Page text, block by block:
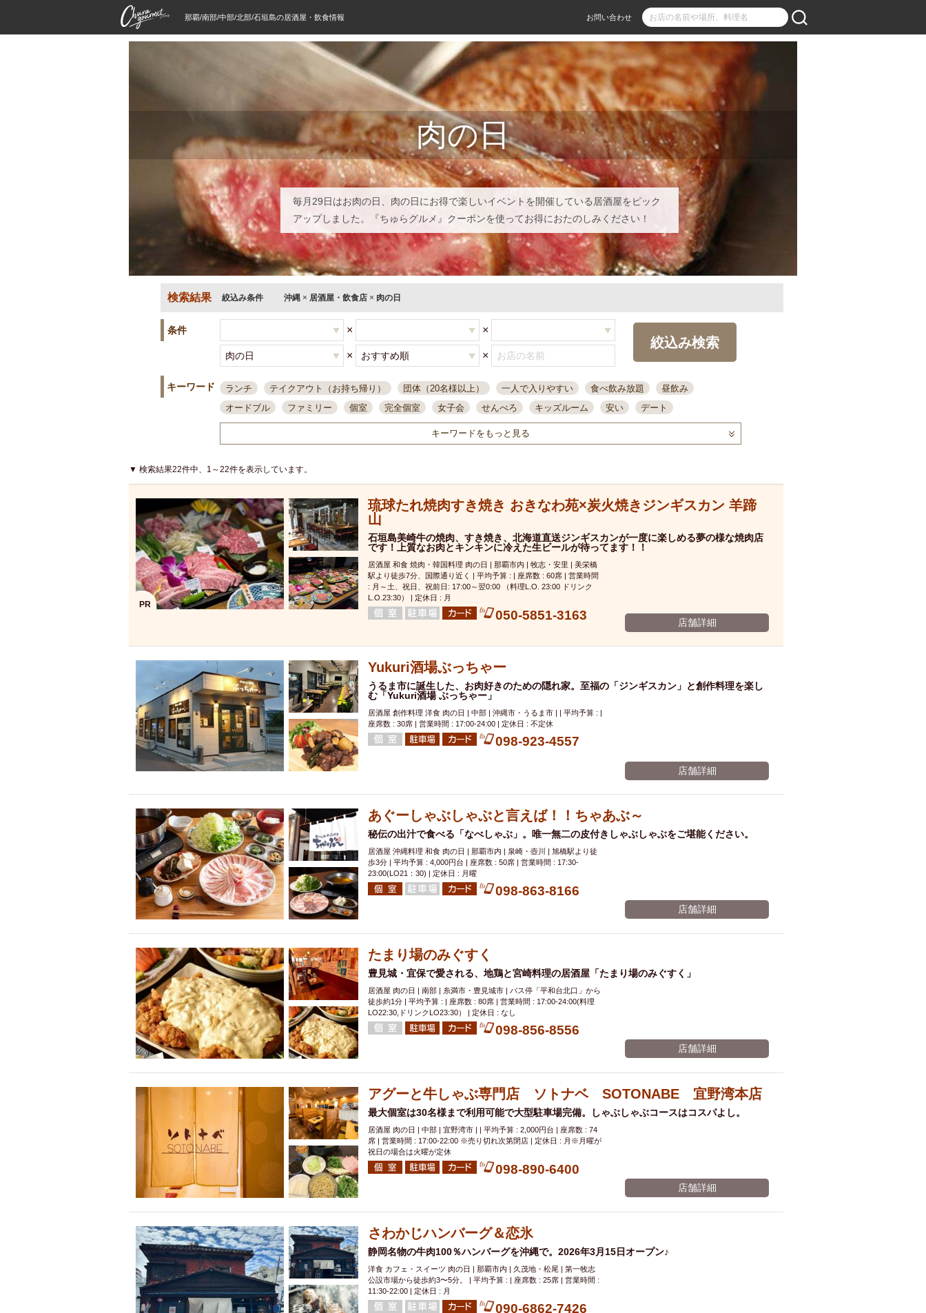
那覇/南部/中部/北部/石垣島の居酒屋・飲食情報 お問い合わせ
肉の日
毎月29日はお肉の日、肉の日にお得で楽しいイベントを開催している居酒屋をピック
アップしました。『ちゅらグルメ』クーポンを使ってお得におたのしみください！
検索結果 絞込み条件 沖縄 × 居酒屋・飲食店 × 肉の日
条件 × ×
× ×
絞込み検索
キーワード ランチ テイクアウト（お持ち帰り） 団体（20名様以上） 一人で入りやすい 食べ飲み放題
昼飲み
オードブル
ファミリー 個室 完全個室 女子会 せんべろ キッズルーム 安い
デート
一人飲み 誕生日 大人数
接待・会食
ちょい飲み コスパ最高 肉料理 模合 インスタ映え 座敷席 記念日 泡盛
喫煙可
結婚式二次会
朝まで営業
夜10時以降入店可
県産魚 焼鳥 忘年会コース レモンサワー 観光客に人気 大部屋30名
カウンター
貸切可
大部屋20名 落ち着いた空間 4000円台コース 合コン オリオンドラフト カクテル
送別会
カード可
厳選日本酒 鮮魚 大衆酒場
3000円台コース
ピザ 焼酎 カラオケ デリバリー 寿司 クリスマス 和食
クーポン
アサヒスーパードライ
県庁前駅周辺 大部屋40名 旭橋駅周辺 沖縄料理 スイーツ
大部屋50名以上～
オリオン 海ぶどう パスタ 民謡・生演奏 気軽に一杯
ハッピーアワー
アグー豚 プレミアムモルツ 貝づくし
肉の日 おもろまち駅周辺 オープンテラス マトン・ラム肉
アレルギー対応可能
牧志駅周辺 ペット同伴
ダイエット中におススメ
沖縄そば 串揚げ 5000円以上コース
ソファー
激辛料理 石垣牛 アヒージョ アサヒ 割烹
ファーストフード
スペシャルディナー ホルモン(もつ) 炭火焼 ペイディ（給料日）
スクリーン
スペインバル・イタリアンバール 食べ放題 動物カフェ＆バー
カニ
カフェ ジビエ 安里駅周辺
餃子
キリン 分煙 少人数貸切(15名以下から)
ふぐ料理
ホッピー
焼肉 電気ブラン エビスビール ウェディング 58KACHA-SEA
バイキング（ビュッフェ）
マイク
サッポロ 昼宴会 イベリコ豚 山盛、メガ盛り つけ麺 日本そば 冬限定メニュー
市立病院前駅周辺
中華 お好み焼き・もんじゃ オーガニック プレミアムフライデー
牛串焼き
綺麗orお洒落なトイレ
ランチバイキング フルーツハイボール 飲み比べセット
クラフトビール
鉄板焼き 幹事様特典 おばんざい
壺川駅周辺
秋限定メニュー 春限定メニュー フレンチ 夏限定メニュー
ラクレット
赤嶺駅周辺 シードル
キーワードをもっと見る
▼ 検索結果22件中、1～22件を表示しています。
PR
琉球たれ焼肉すき焼き おきなわ苑×炭火焼きジンギスカン 羊蹄
山
石垣島美崎牛の焼肉、すき焼き、北海道直送ジンギスカンが一度に楽しめる夢の様な焼肉店
です！上質なお肉とキンキンに冷えた生ビールが待ってます！！
居酒屋 和食 焼肉・韓国料理 肉の日 | 那覇市内 | 牧志・安里 | 美栄橋
駅より徒歩7分、国際通り近く | 平均予算 : | 座席数 : 60席 | 営業時間
: 月～土、祝日、祝前日: 17:00～翌0:00 （料理L.O. 23:00 ドリンク
L.O.23:30） | 定休日 : 月
050-5851-3163 店舗詳細
Yukuri酒場ぶっちゃー
うるま市に誕生した、お肉好きのための隠れ家。至福の「ジンギスカン」と創作料理を楽し
む「Yukuri酒場 ぶっちゃー」
居酒屋 創作料理 洋食 肉の日 | 中部 | 沖縄市・うるま市 | | 平均予算 : |
座席数 : 30席 | 営業時間 : 17:00-24:00 | 定休日 : 不定休
098-923-4557
店舗詳細
あぐーしゃぶしゃぶと言えば！！ちゃあぶ～
秘伝の出汁で食べる「なべしゃぶ」。唯一無二の皮付きしゃぶしゃぶをご堪能ください。
居酒屋 沖縄料理 和食 肉の日 | 那覇市内 | 泉崎・壺川 | 旭橋駅より徒
歩3分 | 平均予算 : 4,000円台 | 座席数 : 50席 | 営業時間 : 17:30-
23:00(LO21：30) | 定休日 : 月曜
098-863-8166
店舗詳細
たまり場のみぐすく
豊見城・宜保で愛される、地鶏と宮崎料理の居酒屋「たまり場のみぐすく」
居酒屋 肉の日 | 南部 | 糸満市・豊見城市 | バス停「平和台北口」から
徒歩約1分 | 平均予算 : | 座席数 : 80席 | 営業時間 : 17:00-24:00(料理
LO22:30,ドリンクLO23:30） | 定休日 : なし
098-856-8556
店舗詳細
アグーと牛しゃぶ専門店 ソトナベ SOTONABE 宜野湾本店
最大個室は30名様まで利用可能で大型駐車場完備。しゃぶしゃぶコースはコスパよし。
居酒屋 肉の日 | 中部 | 宜野湾市 | | 平均予算 : 2,000円台 | 座席数 : 74
席 | 営業時間 : 17:00-22:00 ※売り切れ次第閉店 | 定休日 : 月※月曜が
祝日の場合は火曜が定休
098-890-6400
店舗詳細
さわかじハンバーグ＆恋氷
静岡名物の牛肉100％ハンバーグを沖縄で。2026年3月15日オープン♪
洋食 カフェ・スイーツ 肉の日 | 那覇市内 | 久茂地・松尾 | 第一牧志
公設市場から徒歩約3〜5分。 | 平均予算 : | 座席数 : 25席 | 営業時間 :
11:30-22:00 | 定休日 : 月
090-6862-7426